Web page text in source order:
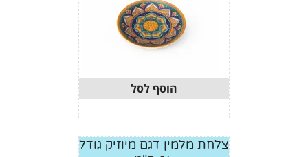
הוסף לסל
צלחת מלמין דגם מיוזיק גודל